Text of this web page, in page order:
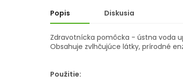
Popis Diskusia
Zdravotnícka pomôcka - ústna voda
Obsahuje zvlhčujúce látky, prírodné
Použitie: